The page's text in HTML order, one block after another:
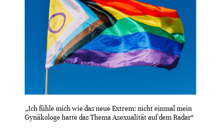
„Ich fühle mich wie das neue Extrem: nicht einmal mein
Gynäkologe hatte das Thema Asexualität auf dem Radar“